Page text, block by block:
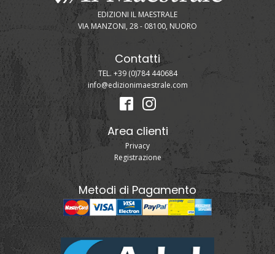
EDIZIONI IL MAESTRALE
VIA MANZONI, 28 - 08100, NUORO
Contatti
TEL. +39 (0)784 440684
info@edizionimaestrale.com
Area clienti
Privacy
Registrazione
Metodi di Pagamento